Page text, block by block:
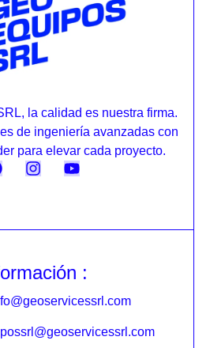
la calidad es nuestra firma.
de ingeniería avanzadas con
para elevar cada proyecto.
: